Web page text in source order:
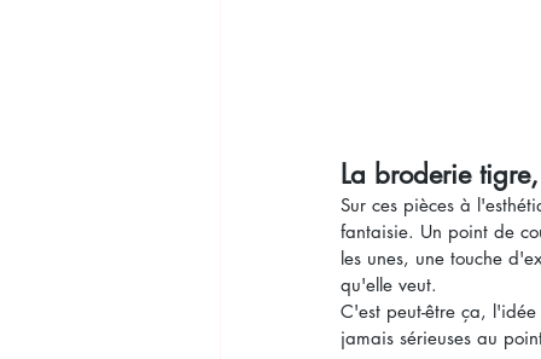
La broderie
Sur ces pièces à
fantaisie. Un point de
les unes, une touche
qu'elle veut.
C'est peut-être ça, l'idée
jamais sérieuses au